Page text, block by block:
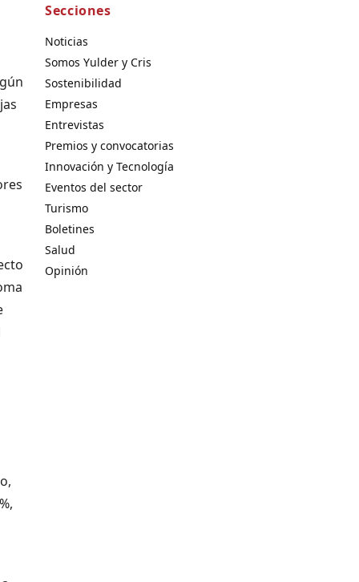
Secciones
Noticias
Somos Yulder y Cris
Sostenibilidad
Empresas
Entrevistas
Premios y convocatorias
Innovación y Tecnología
Eventos del sector
Turismo
Boletines
Salud
Opinión